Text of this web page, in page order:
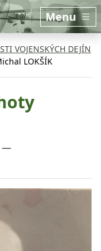
Menu
VOJENSKÝCH DEJÍN
LOKŠÍK
—